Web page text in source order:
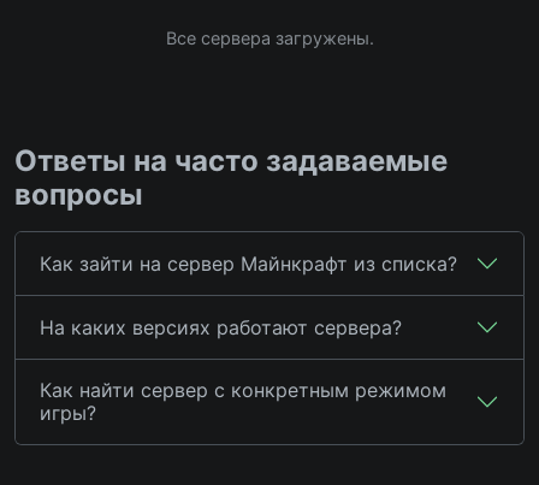
Все сервера загружены.
Ответы на часто задаваемые
вопросы
Как зайти на сервер Майнкрафт из списка?
На каких версиях работают сервера?
Как найти сервер с конкретным режимом
игры?